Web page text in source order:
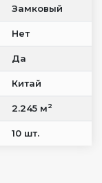
Замковый
Нет
Да
Китай
2.245 м2
10 шт.